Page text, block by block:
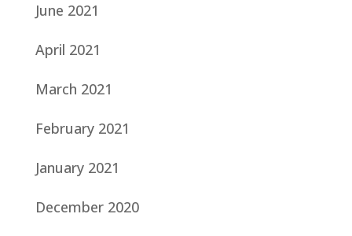
June 2021
April 2021
March 2021
February 2021
January 2021
December 2020